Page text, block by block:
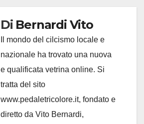
Di Bernardi Vito
Il mondo del cilcismo locale e
nazionale ha trovato una nuova
e qualificata vetrina online. Si
tratta del sito
www.pedaletricolore.it, fondato e
diretto da Vito Bernardi,